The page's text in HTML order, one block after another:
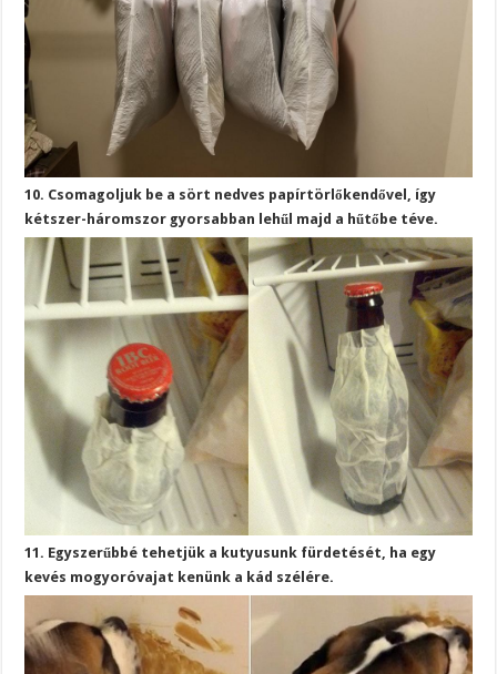
10. Csomagoljuk be a sört nedves papírtörlőkendővel, így
kétszer-háromszor gyorsabban lehűl majd a hűtőbe téve.
11. Egyszerűbbé tehetjük a kutyusunk fürdetését, ha egy
kevés mogyoróvajat kenünk a kád szélére.